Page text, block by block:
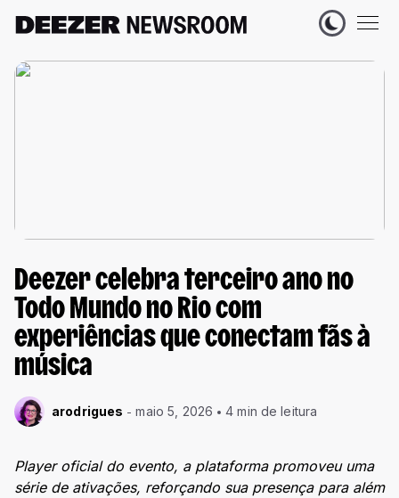
Deezer celebra terceiro ano no
Todo Mundo no Rio com
experiências que conectam fãs à
música
arodrigues maio 5, 2026 4 min de leitura
Player oficial do evento, a plataforma promoveu uma
série de ativações, reforçando sua presença para além